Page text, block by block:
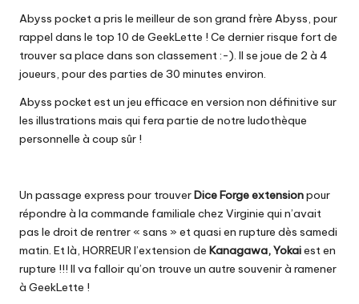
Abyss pocket a pris le meilleur de son grand frère Abyss, pour
rappel dans le top 10 de GeekLette ! Ce dernier risque fort de
trouver sa place dans son classement :-). Il se joue de 2 à 4
joueurs, pour des parties de 30 minutes environ.
Abyss pocket est un jeu efficace en version non définitive sur
les illustrations mais qui fera partie de notre ludothèque
personnelle à coup sûr !
Un passage express pour trouverDice Forge extensionpour
répondre à la commande familiale chez Virginie qui n’avait
pas le droit de rentrer « sans » et quasi en rupture dès samedi
matin. Et là, HORREUR l’extension de Kanagawa, Yokaiest en
rupture !!! Il va falloir qu’on trouve un autre souvenir à ramener
à GeekLette !